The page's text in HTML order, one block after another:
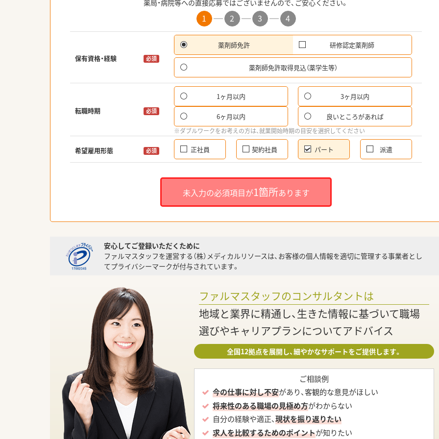
薬局・病院等への直接応募ではございませんので、ご安心ください。
1 2 3 4
保有資格・経験 必須
薬剤師免許 研修認定薬剤師
薬剤師免許取得見込（薬学生等）
転職時期 必須
1ヶ月以内 3ヶ月以内
6ヶ月以内 良いところがあれば
※ダブルワークをお考えの方は、就業開始時期の目安を選択してください
希望雇用形態 必須 正社員 契約社員 パート 派遣
未入力の必須項目が1箇所あります
安心してご登録いただくために
ファルマスタッフを運営する（株）メディカルリソースは、お客様の個人情報を適切に管理する事業者とし
てプライバシーマークが付与されています。
ファルマスタッフのコンサルタントは
地域と業界に精通し、生きた情報に基づいて職場
選びやキャリアプランについてアドバイス
全国12拠点を展開し、細やかなサポートをご提供します。
ご相談例
今の仕事に対し不安があり、客観的な意見がほしい
将来性のある職場の見極め方がわからない
自分の経験や適正、現状を振り返りたい
求人を比較するためのポイントが知りたい